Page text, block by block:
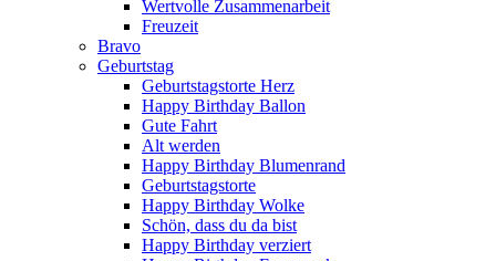
Wertvolle Zusammenarbeit
Freuzeit
Bravo
Geburtstag
Geburtstagstorte Herz
Happy Birthday Ballon
Gute Fahrt
Alt werden
Happy Birthday Blumenrand
Geburtstagstorte
Happy Birthday Wolke
Schön, dass du da bist
Happy Birthday verziert